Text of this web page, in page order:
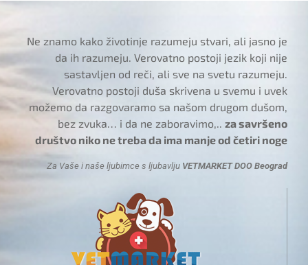
Ne znamo kako životinje razumeju stvari, ali jasno je
da ih razumeju. Verovatno postoji jezik koji nije
sastavljen od reči, ali sve na svetu razumeju.
Verovatno postoji duša skrivena u svemu i uvek
možemo da razgovaramo sa našom drugom dušom,
bez zvuka… i da ne zaboravimo,..za savršeno
društvo niko ne treba da ima manje od četiri noge
Za Vaše i naše ljubimce s ljubavlju VETMARKET DOO Beograd